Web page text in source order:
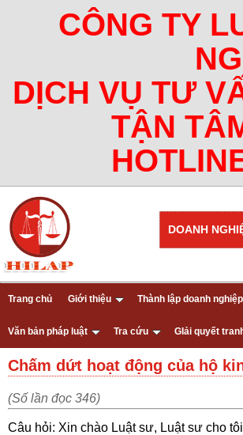
CÔNG TY
DỊCH VỤ TƯ
TẬN
DOANH
Trang chủ Giới thiệu Thành lập doanh nghiệp
Văn bản pháp luật Tra cứu GIải quyết
Chấm dứt hoạt động của hộ
(Số lần đọc 346)
Câu hỏi: Xin chào Luật sư, Luật sư cho